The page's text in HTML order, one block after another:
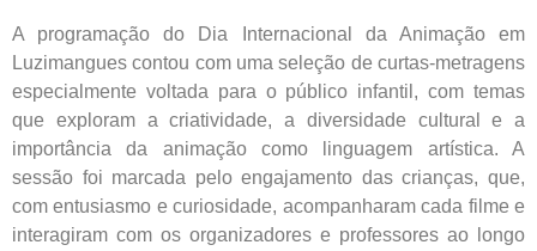
A programação do Dia Internacional da Animação em
Luzimangues contou com uma seleção de curtas-metragens
especialmente voltada para o público infantil, com temas
que exploram a criatividade, a diversidade cultural e a
importância da animação como linguagem artística. A
sessão foi marcada pelo engajamento das crianças, que,
com entusiasmo e curiosidade, acompanharam cada filme e
interagiram com os organizadores e professores ao longo